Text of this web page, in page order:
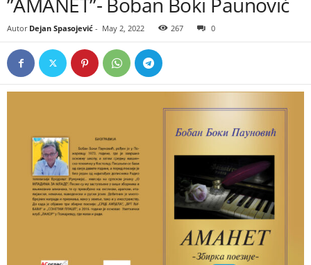
Autor Dejan Spasojević - May 2, 2022 267 0